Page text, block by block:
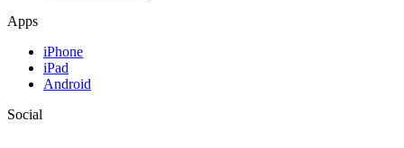
Apps
iPhone
iPad
Android
Social